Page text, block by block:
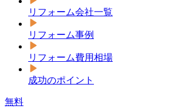
リフォーム会社一覧
リフォーム事例
リフォーム費用相場
成功のポイント
無料